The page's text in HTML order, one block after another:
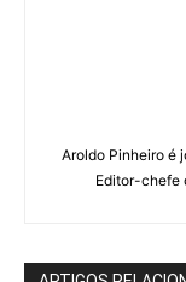
Aroldo Pinheiro é
Editor-chefe